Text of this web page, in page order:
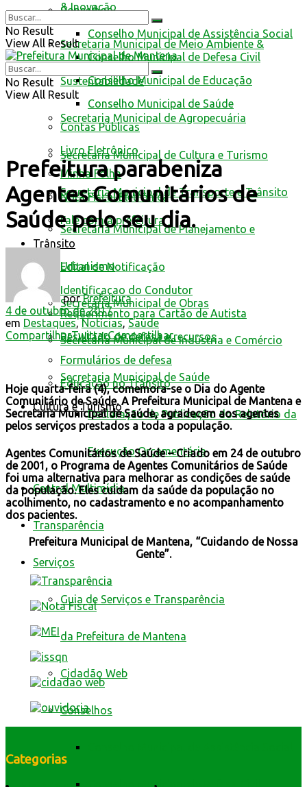
Conselhos
Conselho Municipal de Assistência Social
Conselho Municipal de Defesa Civil
Conselho Municipal de Educação
Conselho Municipal de Saúde
Contas Públicas
Livro Eletrônico
Minha Folha
Nota Fiscal Eletrônica
Fale com a prefeitura
Trânsito
Edital de Notificação
Identificacao do Condutor
Requerimento para Cartão de Autista
Resultado de defesa e recursos
Formulários de defesa
Educação no Trânsito
Cultura e Turismo
& Inovação
Secretaria Municipal de Meio Ambiente &
Sustentabilidade
Secretaria Municipal de Agropecuária
Secretaria Municipal de Cultura e Turismo
Secretaria Municipal de Transporte e Trânsito
Secretaria Municipal de Planejamento e
Urbanismo
Secretaria Municipal de Obras
Secretaria Municipal de Indústria e Comércio
Secretaria Municipal de Saúde
Declaração de Publicação do Relatório da
Execução Orçamentária
Central Multimídia
Transparência
Serviços
Guia de Serviços e Transparência
da Prefeitura de Mantena
Cidadão Web
Conselhos
Conselho Municipal de Defesa Civil
No Result
View All Result
No Result
View All Result
Prefeitura parabeniza
Agentes Comunitários de
Saúde pelo seu dia.
por Prefeitura
4 de outubro de 2017
em Destaques,Notícias,Saúde
CompartilharTwittarCompartilhar
Hoje quarta-feira (4), comemora-se o Dia do Agente
Comunitário de Saúde. A Prefeitura Municipal de Mantena e
Secretaria Municipal de Saúde, agradecem aos agentes
pelos serviços prestados a toda a população.
Agentes Comunitários de Saúde – Criado em 24 de outubro
de 2001, o Programa de Agentes Comunitários de Saúde
foi uma alternativa para melhorar as condições de saúde
da população. Eles cuidam da saúde da população no
acolhimento, no cadastramento e no acompanhamento
dos pacientes.
Prefeitura Municipal de Mantena, “Cuidando de Nossa
Gente”.
Categorias